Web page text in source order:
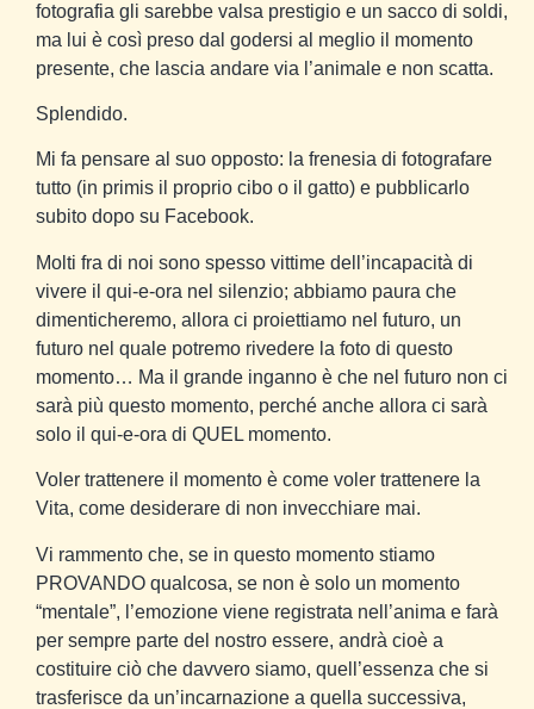
fotografia gli sarebbe valsa prestigio e un sacco di soldi,
ma lui è così preso dal godersi al meglio il momento
presente, che lascia andare via l’animale e non scatta.
Splendido.
Mi fa pensare al suo opposto: la frenesia di fotografare
tutto (in primis il proprio cibo o il gatto) e pubblicarlo
subito dopo su Facebook.
Molti fra di noi sono spesso vittime dell’incapacità di
vivere il qui-e-ora nel silenzio; abbiamo paura che
dimenticheremo, allora ci proiettiamo nel futuro, un
futuro nel quale potremo rivedere la foto di questo
momento… Ma il grande inganno è che nel futuro non ci
sarà più questo momento, perché anche allora ci sarà
solo il qui-e-ora di QUEL momento.
Voler trattenere il momento è come voler trattenere la
Vita, come desiderare di non invecchiare mai.
Vi rammento che, se in questo momento stiamo
PROVANDO qualcosa, se non è solo un momento
“mentale”, l’emozione viene registrata nell’anima e farà
per sempre parte del nostro essere, andrà cioè a
costituire ciò che davvero siamo, quell’essenza che si
trasferisce da un’incarnazione a quella successiva,